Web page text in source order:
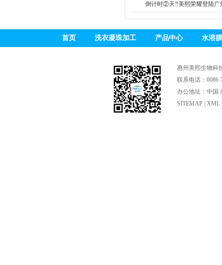
倒计时②天‼美熙荣耀登陆广
首页 洗衣凝珠加工 产品中心 水溶
惠州美熙生物科
联系电话：0086
办公地址：中国
SITEMAP
XML